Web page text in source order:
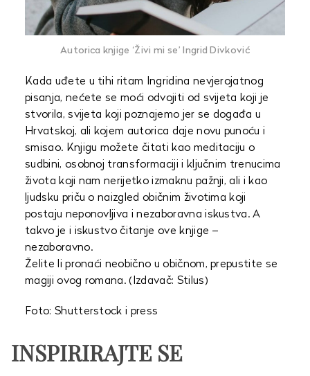
Autorica knjige ‘Živi mi se’ Ingrid Divković
Kada uđete u tihi ritam Ingridina nevjerojatnog
pisanja, nećete se moći odvojiti od svijeta koji je
stvorila, svijeta koji poznajemo jer se događa u
Hrvatskoj, ali kojem autorica daje novu punoću i
smisao. Knjigu možete čitati kao meditaciju o
sudbini, osobnoj transformaciji i ključnim trenucima
života koji nam nerijetko izmaknu pažnji, ali i kao
ljudsku priču o naizgled običnim životima koji
postaju neponovljiva i nezaboravna iskustva. A
takvo je i iskustvo čitanje ove knjige –
nezaboravno.
Želite li pronaći neobično u običnom, prepustite se
magiji ovog romana. (Izdavač: Stilus)
Foto: Shutterstock i press
INSPIRIRAJTE SE